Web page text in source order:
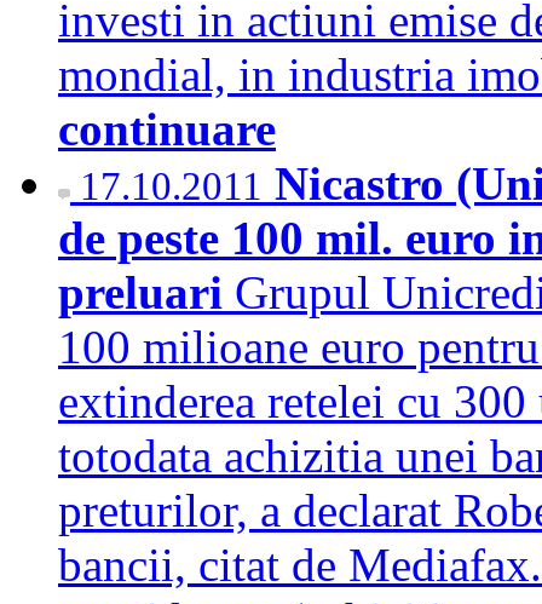
investi in actiuni emise
mondial, in industria
continuare
17.10.2011 Nicastro
de peste 100 mil. euro
preluari Grupul
100 milioane euro
extinderea retelei cu
totodata achizitia unei
preturilor, a declarat
bancii, citat de